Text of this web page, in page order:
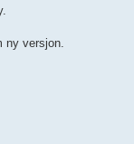
ny versjon.